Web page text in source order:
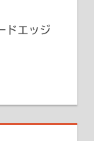
ドエッジ